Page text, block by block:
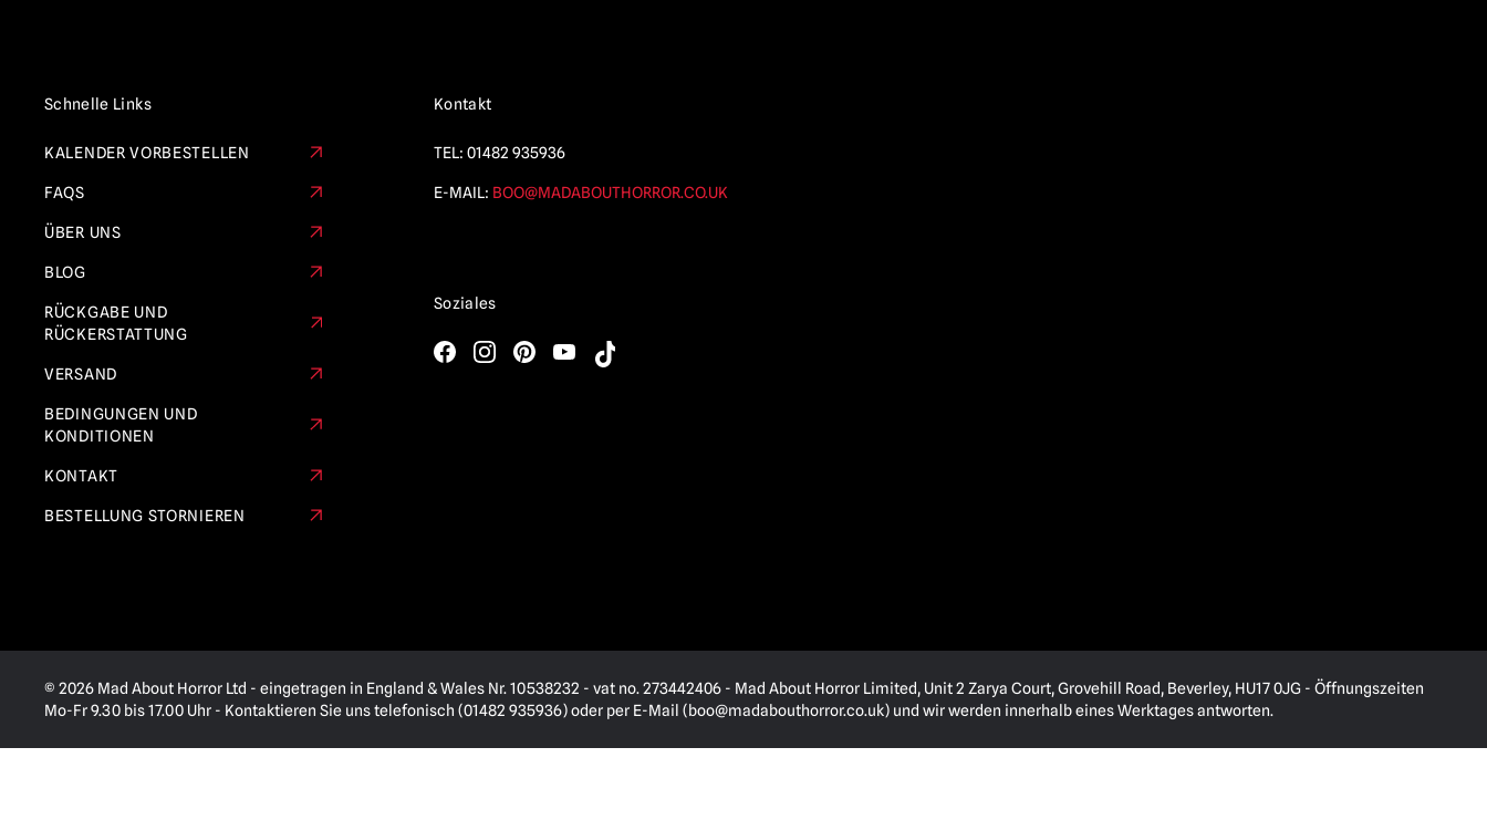
Schnelle Links
KALENDER VORBESTELLEN
FAQS
ÜBER UNS
BLOG
RÜCKGABE UND
RÜCKERSTATTUNG
VERSAND
BEDINGUNGEN UND
KONDITIONEN
KONTAKT
BESTELLUNG STORNIEREN
Kontakt
TEL: 01482 935936
E-MAIL: BOO@MADABOUTHORROR.CO.UK
Soziales
© 2026 Mad About Horror Ltd - eingetragen in England & Wales Nr. 10538232 - vat no. 273442406 - Mad About Horror Limited, Unit 2 Zarya Court, Grovehill Road, Beverley, HU17 0JG - Öffnungszeiten
Mo-Fr 9.30 bis 17.00 Uhr - Kontaktieren Sie uns telefonisch (01482 935936) oder per E-Mail (boo@madabouthorror.co.uk) und wir werden innerhalb eines Werktages antworten.